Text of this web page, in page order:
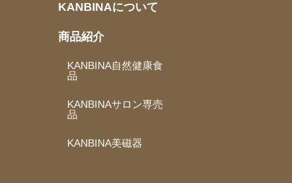
KANBINAについて
商品紹介
KANBINA自然健康食
品
KANBINAサロン専売
品
KANBINA美磁器